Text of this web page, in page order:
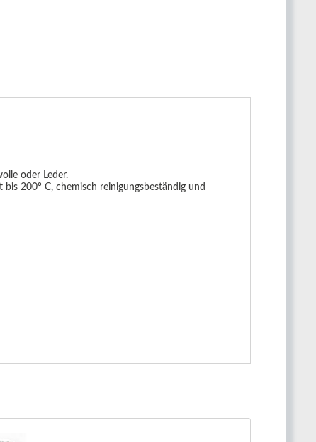
oder Leder.
200° C, chemisch reinigungsbeständig und